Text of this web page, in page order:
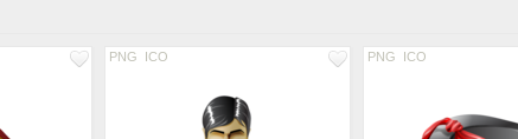
PNG ICO PNG ICO